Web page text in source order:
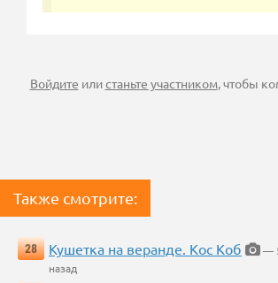
Войдите илистаньте участником, чтобы
Также смотрите:
28 Кушетка на веранде. Кос Коб
—
назад